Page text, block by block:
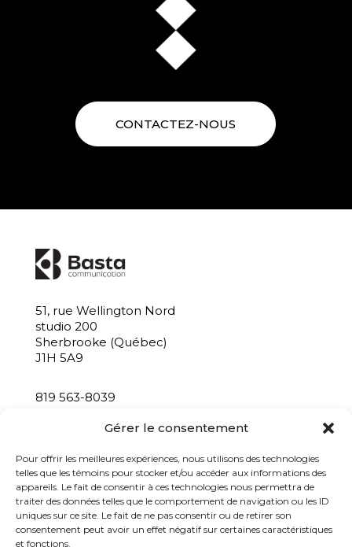
Gérer le consentement
Pour offrir les meilleures expériences, nous utilisons des technologies
telles que les témoins pour stocker et/ou accéder aux informations des
appareils. Le fait de consentir à ces technologies nous permettra de
traiter des données telles que le comportement de navigation ou les ID
uniques sur ce site. Le fait de ne pas consentir ou de retirer son
consentement peut avoir un effet négatif sur certaines caractéristiques
et fonctions.
CONTACTEZ-NOUS
51, rue Wellington Nord
studio 200
Sherbrooke (Québec)
J1H 5A9
819 563-8039